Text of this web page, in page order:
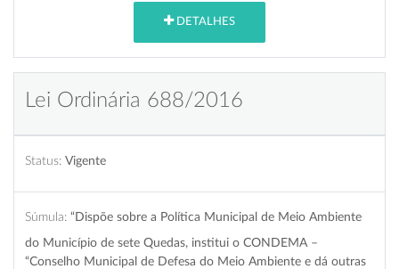
DETALHES
Lei Ordinária 688/2016
Status: Vigente
Súmula: “Dispõe sobre a Política Municipal de Meio Ambiente
do Município de sete Quedas, institui o CONDEMA –
“Conselho Municipal de Defesa do Meio Ambiente e dá outras